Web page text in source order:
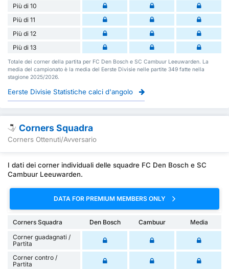
Più di 10
Più di 11
Più di 12
Più di 13
Totale dei corner della partita per FC Den Bosch e SC Cambuur Leeuwarden. La
media del campionato è la media del Eerste Divisie nelle partite 349 fatte nella
stagione 2025/2026.
Eerste Divisie Statistiche calci d'angolo
Corners Squadra
Corners Ottenuti/Avversario
I dati dei corner individuali delle squadre FC Den Bosch e SC
Cambuur Leeuwarden.
DATA FOR PREMIUM MEMBERS ONLY
Corners Squadra Den Bosch Cambuur
Media
Corner guadagnati /
Partita
Corner contro /
Partita